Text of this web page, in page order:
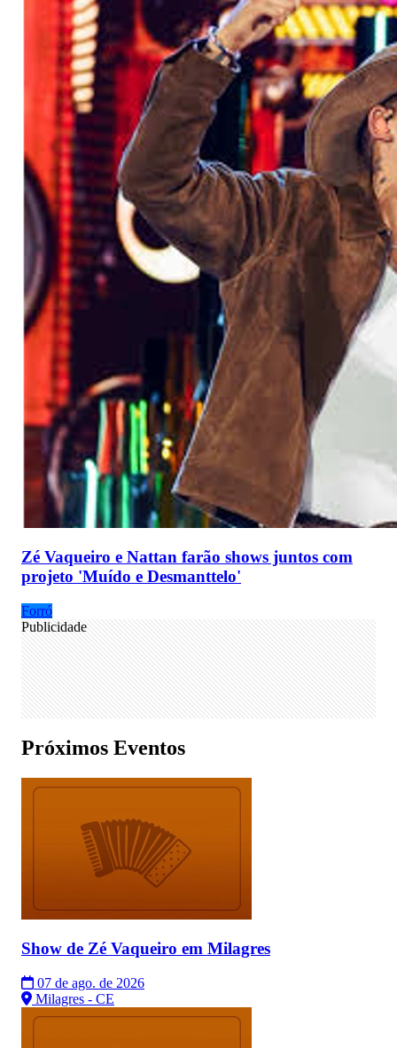
Zé Vaqueiro e Nattan farão shows juntos com
projeto 'Muído e Desmanttelo'
Forró
Publicidade
Próximos Eventos
Show de Zé Vaqueiro em Milagres
07 de ago. de 2026
Milagres - CE